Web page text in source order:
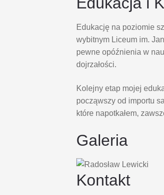
Edukację na poziomie
wybitnym Liceum im.
pewne opóźnienia w
dojrzałości.
Kolejny etap mojej
począwszy od importu
które napotkałem,
Galeria
Kontakt